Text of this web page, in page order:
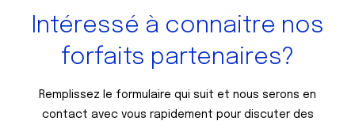
Intéressé à connaitre nos
forfaits partenaires?
Remplissez le formulaire qui suit et nous serons en
contact avec vous rapidement pour discuter des